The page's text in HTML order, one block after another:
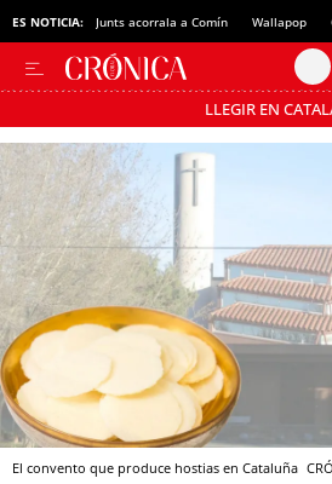
ES NOTICIA: Junts acorrala a Comín Wallapop
LLEGIR EN
Pásate al MODO AHORRO
El convento que produce hostias en Cataluña